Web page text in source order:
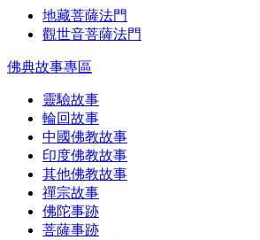
地藏菩薩法門
觀世音菩薩法門
佛典故事專區
靈驗故事
輪回故事
中國佛教故事
印度佛教故事
其他佛教故事
禪宗故事
佛陀事跡
菩薩事跡